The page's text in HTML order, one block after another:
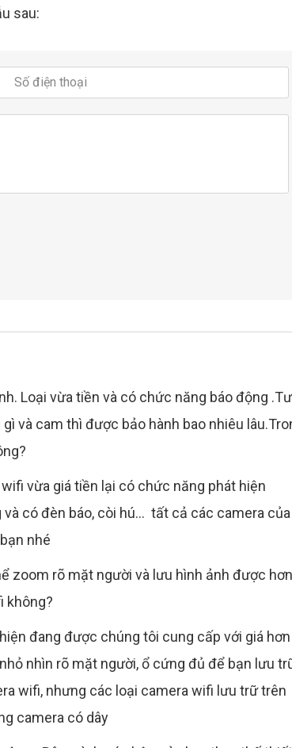
sau:
Loại vừa tiền và có chức năng báo động .Tư
và cam thì được bảo hành bao nhiêu
vừa giá tiền lại có chức năng phát hiện
có đèn báo, còi hú... tất cả các camera của
nhé
zoom rõ mặt người và lưu hình ảnh được
không?
đang được chúng tôi cung cấp với giá hơn
nhìn rõ mặt người, ổ cứng đủ để bạn lưu
wifi, nhưng các loại camera wifi lưu trữ trên
camera có dây